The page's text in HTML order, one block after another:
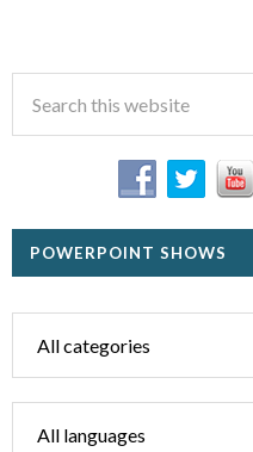
POWERPOINT SHOWS